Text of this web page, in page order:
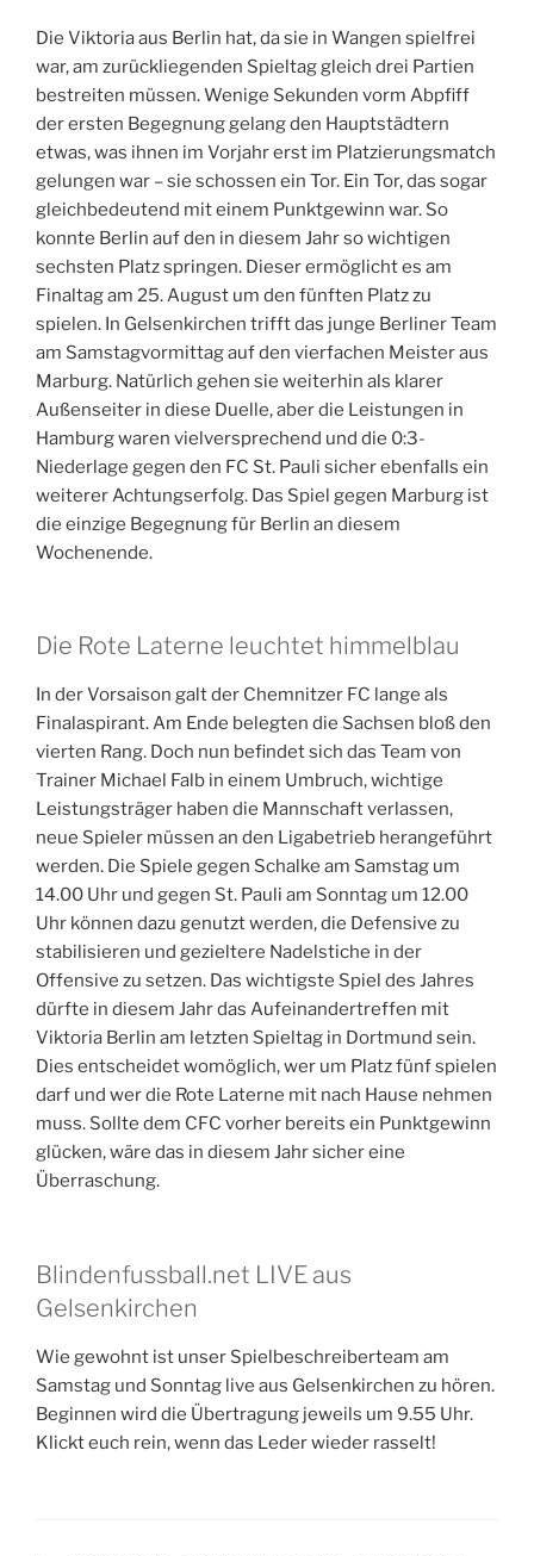
Die Viktoria aus Berlin hat, da sie in Wangen spielfrei
war, am zurückliegenden Spieltag gleich drei Partien
bestreiten müssen. Wenige Sekunden vorm Abpfiff
der ersten Begegnung gelang den Hauptstädtern
etwas, was ihnen im Vorjahr erst im Platzierungsmatch
gelungen war – sie schossen ein Tor. Ein Tor, das sogar
gleichbedeutend mit einem Punktgewinn war. So
konnte Berlin auf den in diesem Jahr so wichtigen
sechsten Platz springen. Dieser ermöglicht es am
Finaltag am 25. August um den fünften Platz zu
spielen. In Gelsenkirchen trifft das junge Berliner Team
am Samstagvormittag auf den vierfachen Meister aus
Marburg. Natürlich gehen sie weiterhin als klarer
Außenseiter in diese Duelle, aber die Leistungen in
Hamburg waren vielversprechend und die 0:3-
Niederlage gegen den FC St. Pauli sicher ebenfalls ein
weiterer Achtungserfolg. Das Spiel gegen Marburg ist
die einzige Begegnung für Berlin an diesem
Wochenende.
Die Rote Laterne leuchtet himmelblau
In der Vorsaison galt der Chemnitzer FC lange als
Finalaspirant. Am Ende belegten die Sachsen bloß den
vierten Rang. Doch nun befindet sich das Team von
Trainer Michael Falb in einem Umbruch, wichtige
Leistungsträger haben die Mannschaft verlassen,
neue Spieler müssen an den Ligabetrieb herangeführt
werden. Die Spiele gegen Schalke am Samstag um
14.00 Uhr und gegen St. Pauli am Sonntag um 12.00
Uhr können dazu genutzt werden, die Defensive zu
stabilisieren und gezieltere Nadelstiche in der
Offensive zu setzen. Das wichtigste Spiel des Jahres
dürfte in diesem Jahr das Aufeinandertreffen mit
Viktoria Berlin am letzten Spieltag in Dortmund sein.
Dies entscheidet womöglich, wer um Platz fünf spielen
darf und wer die Rote Laterne mit nach Hause nehmen
muss. Sollte dem CFC vorher bereits ein Punktgewinn
glücken, wäre das in diesem Jahr sicher eine
Überraschung.
Blindenfussball.net LIVE aus
Gelsenkirchen
Wie gewohnt ist unser Spielbeschreiberteam am
Samstag und Sonntag live aus Gelsenkirchen zu hören.
Beginnen wird die Übertragung jeweils um 9.55 Uhr.
Klickt euch rein, wenn das Leder wieder rasselt!